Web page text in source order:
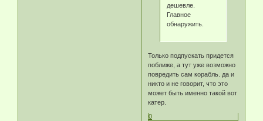
дешевле.
Главное
обнаружить.
Только подпускать придется
поближе, а тут уже возможно
повредить сам корабль. да и
никто и не говорит, что это
может быть именно такой вот
катер.
0